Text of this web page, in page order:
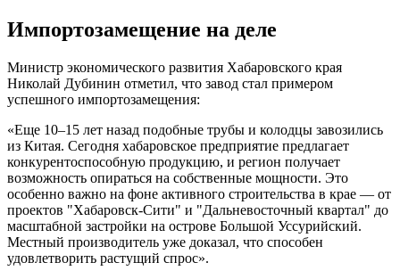
Импортозамещение на деле
Министр экономического развития Хабаровского края
Николай Дубинин отметил, что завод стал примером
успешного импортозамещения:
«Еще 10–15 лет назад подобные трубы и колодцы завозились
из Китая. Сегодня хабаровское предприятие предлагает
конкурентоспособную продукцию, и регион получает
возможность опираться на собственные мощности. Это
особенно важно на фоне активного строительства в крае — от
проектов "Хабаровск-Сити" и "Дальневосточный квартал" до
масштабной застройки на острове Большой Уссурийский.
Местный производитель уже доказал, что способен
удовлетворить растущий спрос».